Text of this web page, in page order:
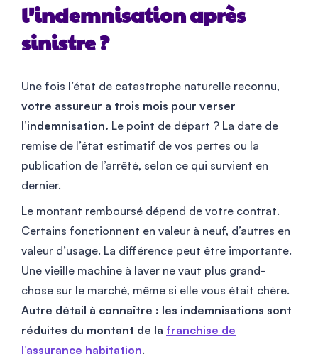
l’indemnisation après
sinistre ?
Une fois l’état de catastrophe naturelle reconnu,
votre assureur a trois mois pour verser
l’indemnisation. Le point de départ ? La date de
remise de l’état estimatif de vos pertes ou la
publication de l’arrêté, selon ce qui survient en
dernier.
Le montant remboursé dépend de votre contrat.
Certains fonctionnent en valeur à neuf, d’autres en
valeur d’usage. La différence peut être importante.
Une vieille machine à laver ne vaut plus grand-
chose sur le marché, même si elle vous était chère.
Autre détail à connaître : les indemnisations sont
réduites du montant de la franchise de
l’assurance habitation.